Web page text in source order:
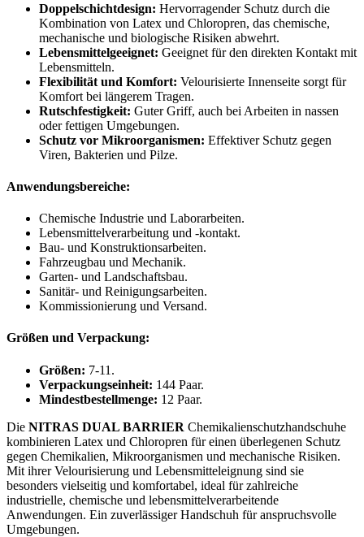
Doppelschichtdesign: Hervorragender Schutz durch die
Kombination von Latex und Chloropren, das chemische,
mechanische und biologische Risiken abwehrt.
Lebensmittelgeeignet: Geeignet für den direkten Kontakt mit
Lebensmitteln.
Flexibilität und Komfort: Velourisierte Innenseite sorgt für
Komfort bei längerem Tragen.
Rutschfestigkeit: Guter Griff, auch bei Arbeiten in nassen
oder fettigen Umgebungen.
Schutz vor Mikroorganismen: Effektiver Schutz gegen
Viren, Bakterien und Pilze.
Anwendungsbereiche:
Chemische Industrie und Laborarbeiten.
Lebensmittelverarbeitung und -kontakt.
Bau- und Konstruktionsarbeiten.
Fahrzeugbau und Mechanik.
Garten- und Landschaftsbau.
Sanitär- und Reinigungsarbeiten.
Kommissionierung und Versand.
Größen und Verpackung:
Größen: 7-11.
Verpackungseinheit: 144 Paar.
Mindestbestellmenge: 12 Paar.
Die NITRAS DUAL BARRIER Chemikalienschutzhandschuhe
kombinieren Latex und Chloropren für einen überlegenen Schutz
gegen Chemikalien, Mikroorganismen und mechanische Risiken.
Mit ihrer Velourisierung und Lebensmitteleignung sind sie
besonders vielseitig und komfortabel, ideal für zahlreiche
industrielle, chemische und lebensmittelverarbeitende
Anwendungen. Ein zuverlässiger Handschuh für anspruchsvolle
Umgebungen.